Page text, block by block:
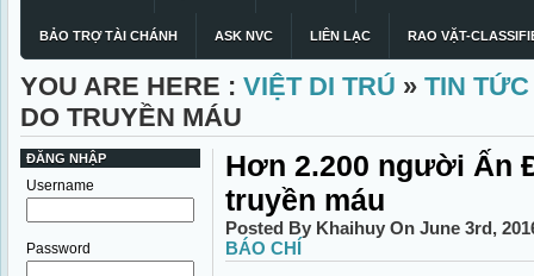
BẢO TRỢ TÀI CHÁNH ASK NVC LIÊN LẠC RAO VẶT-
YOU ARE HERE : VIỆT DI TRÚ » TIN
DO TRUYỀN MÁU
ĐĂNG NHẬP
Username
Password
​Hơn 2.200 người Ấn
truyền máu
Posted By Khaihuy On June 3rd,
BÁO CHÍ